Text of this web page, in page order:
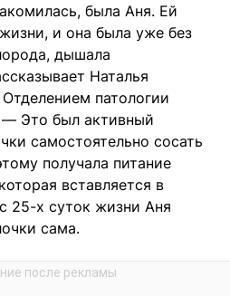
была Аня. Ей
и она была уже без
дышала
Наталья
патологии
Это был активный
самостоятельно сосать
получала питание
вставляется в
25-х суток жизни Аня
сама.